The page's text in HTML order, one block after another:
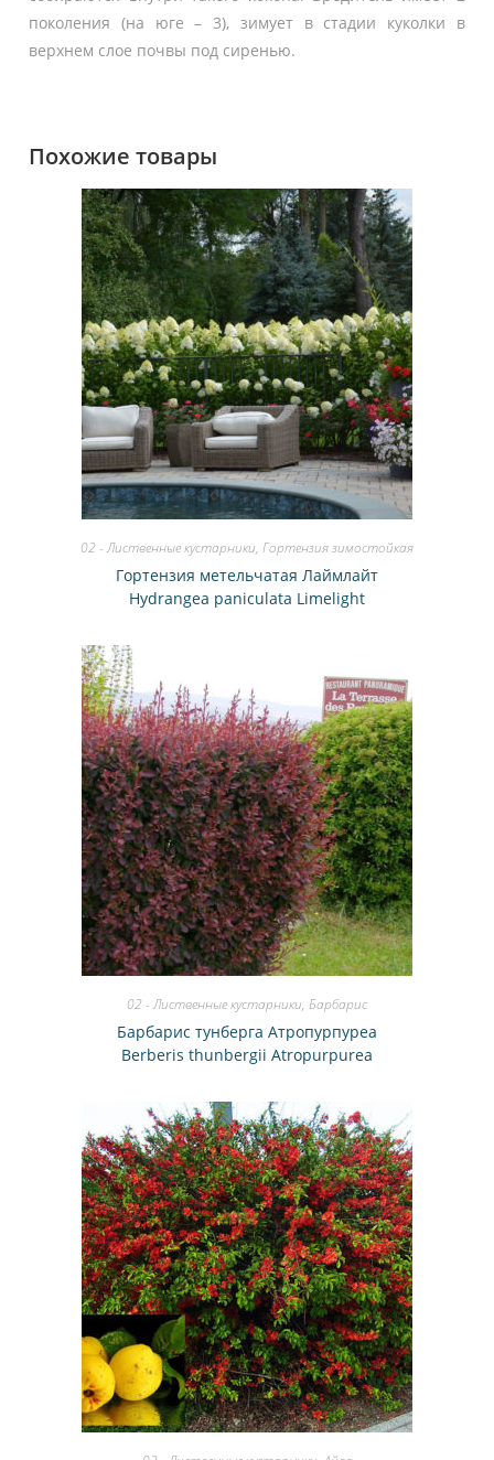
поколения (на юге – 3), зимует в стадии куколки в
верхнем слое почвы под сиренью.
Похожие товары
02 - Лиственные кустарники, Гортензия зимостойкая
Гортензия метельчатая Лаймлайт
Hydrangea paniculata Limelight
02 - Лиственные кустарники, Барбарис
Барбарис тунберга Атропурпуреа
Berberis thunbergii Atropurpurea